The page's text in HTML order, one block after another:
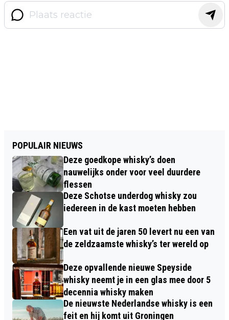
POPULAIR NIEUWS
Deze goedkope whisky’s doen
nauwelijks onder voor veel duurdere
flessen
Deze Schotse underdog whisky zou
iedereen in de kast moeten hebben
Een vat uit de jaren 50 levert nu een van
de zeldzaamste whisky’s ter wereld op
Deze opvallende nieuwe Speyside
whisky neemt je in een glas mee door 5
decennia whisky maken
De nieuwste Nederlandse whisky is een
feit en hij komt uit Groningen